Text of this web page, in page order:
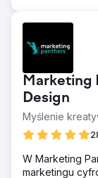
Marketing
Design
Myślenie
W Marketing
marketingu